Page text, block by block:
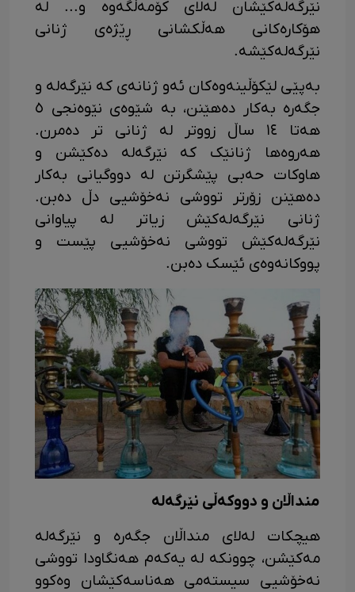
نێرگەلەکێشان لەلای کۆمەڵگەوە و... لە
هۆکارەکانی هەڵکشانی ڕێژەی ژنانی
نێرگەلەکێشە.
بەپێی لێکۆڵینەوەکان ئەو ژنانەی کە نێرگەلە و
جگەرە بەکار دەهێنن، بە شێوەی نێوەنجی ٥
هەتا ١٤ ساڵ زووتر لە ژنانی تر دەمرن.
هەروەها ژنانێک کە نێرگەلە دەکێشن و
هاوکات حەبی پێشگرتن لە دووگیانی بەکار
دەهێنن زۆرتر تووشی نەخۆشیی دڵ دەبن.
ژنانی نێرگەلەکێش زیاتر لە پیاوانی
نێرگەلەکێش تووشی نەخۆشیی پێست و
پووکانەوەی ئێسک دەبن.
منداڵان و دووکەڵی نێرگەلە
هیچکات لەلای منداڵان جگەرە و نێرگەلە
مەکێشن، چوونکە لە یەکەم هەنگاودا تووشی
نەخۆشیی سیستەمی هەناسەکێشان وەکوو